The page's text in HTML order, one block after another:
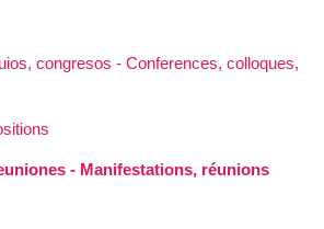
congresos - Conferences, colloques,
- Manifestations, réunions